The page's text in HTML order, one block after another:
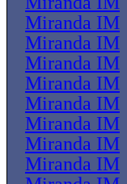
Miranda IM
Miranda IM
Miranda IM
Miranda IM
Miranda IM
Miranda IM
Miranda IM
Miranda IM